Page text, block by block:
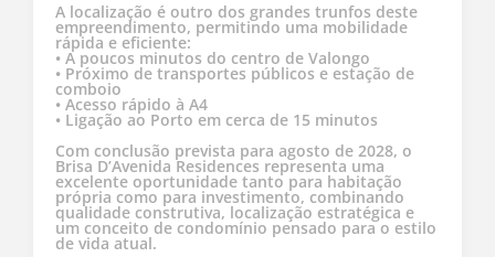
A localização é outro dos grandes trunfos deste
empreendimento, permitindo uma mobilidade
rápida e eficiente:
• A poucos minutos do centro de Valongo
• Próximo de transportes públicos e estação de
comboio
• Acesso rápido à A4
• Ligação ao Porto em cerca de 15 minutos
Com conclusão prevista para agosto de 2028, o
Brisa D’Avenida Residences representa uma
excelente oportunidade tanto para habitação
própria como para investimento, combinando
qualidade construtiva, localização estratégica e
um conceito de condomínio pensado para o estilo
de vida atual.